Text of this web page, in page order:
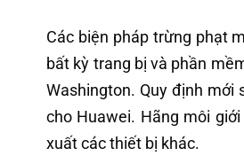
Các biện pháp trừng phạt
bất kỳ trang bị và phần
Washington. Quy định mới
cho Huawei. Hãng môi
xuất các thiết bị khác.